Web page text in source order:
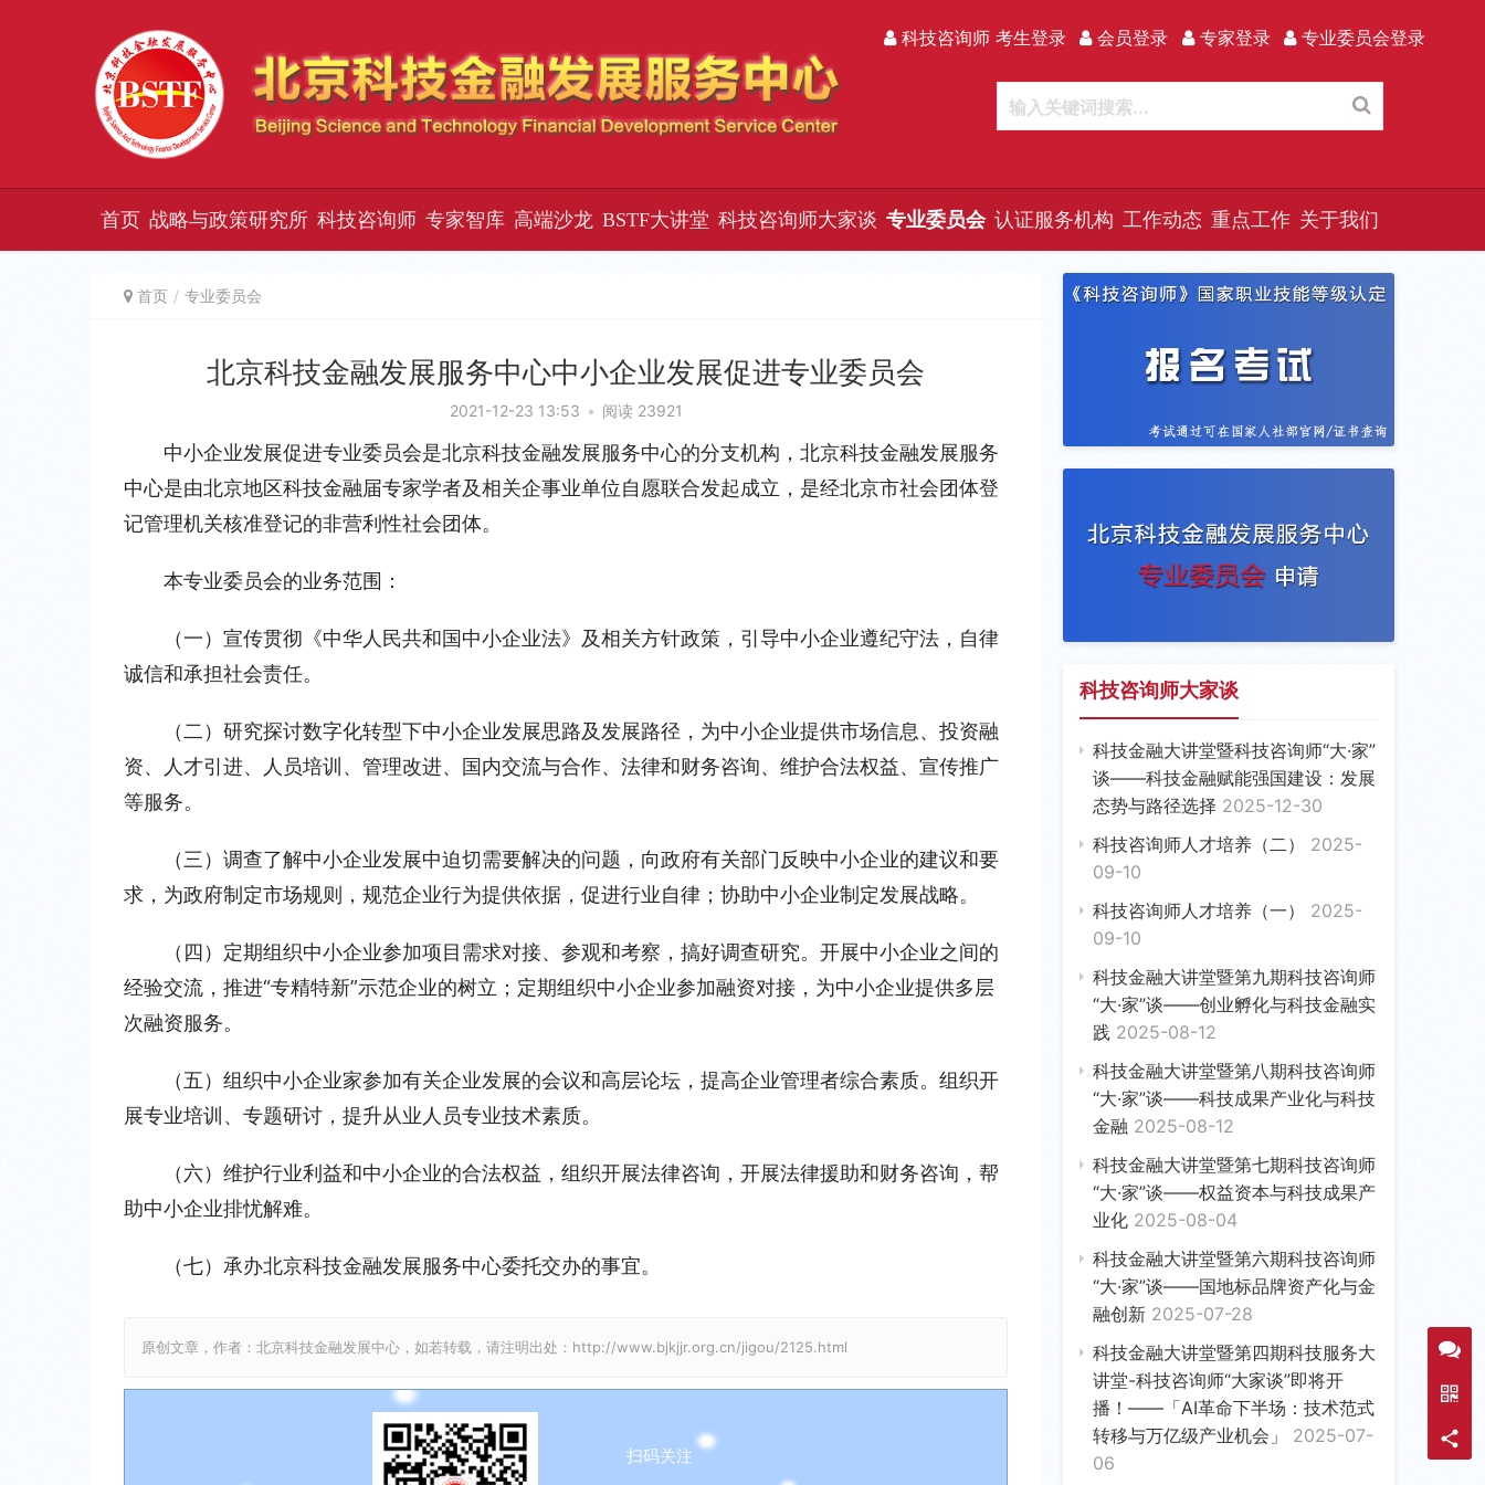
科技咨询师 考生登录 会员登录 专家登录 专业委员会登录
首页 战略与政策研究所 科技咨询师 专家智库 高端沙龙 BSTF大讲堂 科技咨询师大家谈 专业委员会 认证服务机构 工作动态 重点工作 关于我们
首页 专业委员会
北京科技金融发展服务中心中小企业发展促进专业委员会
2021-12-23 13:53 • 阅读 23921
中小企业发展促进专业委员会是北京科技金融发展服务中心的分支机构，北京科技金融发展服务
中心是由北京地区科技金融届专家学者及相关企事业单位自愿联合发起成立，是经北京市社会团体登
记管理机关核准登记的非营利性社会团体。
本专业委员会的业务范围：
（一）宣传贯彻《中华人民共和国中小企业法》及相关方针政策，引导中小企业遵纪守法，自律
诚信和承担社会责任。
（二）研究探讨数字化转型下中小企业发展思路及发展路径，为中小企业提供市场信息、投资融
资、人才引进、人员培训、管理改进、国内交流与合作、法律和财务咨询、维护合法权益、宣传推广
等服务。
（三）调查了解中小企业发展中迫切需要解决的问题，向政府有关部门反映中小企业的建议和要
求，为政府制定市场规则，规范企业行为提供依据，促进行业自律；协助中小企业制定发展战略。
（四）定期组织中小企业参加项目需求对接、参观和考察，搞好调查研究。开展中小企业之间的
经验交流，推进“专精特新”示范企业的树立；定期组织中小企业参加融资对接，为中小企业提供多层
次融资服务。
（五）组织中小企业家参加有关企业发展的会议和高层论坛，提高企业管理者综合素质。组织开
展专业培训、专题研讨，提升从业人员专业技术素质。
（六）维护行业利益和中小企业的合法权益，组织开展法律咨询，开展法律援助和财务咨询，帮
助中小企业排忧解难。
（七）承办北京科技金融发展服务中心委托交办的事宜。
原创文章，作者：北京科技金融发展中心，如若转载，请注明出处：http://www.bjkjjr.org.cn/jigou/2125.html
扫码关注
科技咨询师大家谈
科技金融大讲堂暨科技咨询师“大·家”
谈——科技金融赋能强国建设：发展
态势与路径选择 2025-12-30
科技咨询师人才培养（二） 2025-
09-10
科技咨询师人才培养（一） 2025-
09-10
科技金融大讲堂暨第九期科技咨询师
“大·家”谈——创业孵化与科技金融实
践 2025-08-12
科技金融大讲堂暨第八期科技咨询师
“大·家”谈——科技成果产业化与科技
金融 2025-08-12
科技金融大讲堂暨第七期科技咨询师
“大·家”谈——权益资本与科技成果产
业化 2025-08-04
科技金融大讲堂暨第六期科技咨询师
“大·家”谈——国地标品牌资产化与金
融创新 2025-07-28
科技金融大讲堂暨第四期科技服务大
讲堂-科技咨询师“大家谈”即将开
播！——「AI革命下半场：技术范式
转移与万亿级产业机会」 2025-07-
06